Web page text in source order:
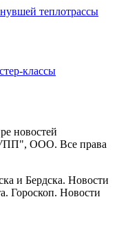
теплотрассы
классы
новостей
ООО. Все права
и Бердска. Новости
Гороскоп. Новости